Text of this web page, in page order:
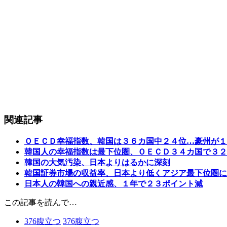
関連記事
ＯＥＣＤ幸福指数、韓国は３６カ国中２４位…豪州が
韓国人の幸福指数は最下位圏、ＯＥＣＤ３４カ国で３
韓国の大気汚染、日本よりはるかに深刻
韓国証券市場の収益率、日本より低くアジア最下位圏に
日本人の韓国への親近感、１年で２３ポイント減
この記事を読んで…
376腹立つ 376腹立つ